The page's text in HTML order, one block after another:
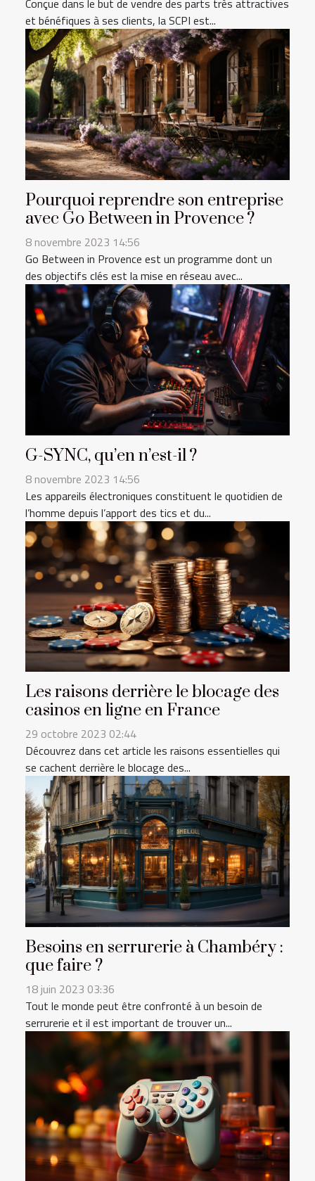
Conçue dans le but de vendre des parts très attractives
et bénéfiques à ses clients, la SCPI est...
Pourquoi reprendre son entreprise
avec Go Between in Provence ?
8 novembre 2023 14:56
Go Between in Provence est un programme dont un
des objectifs clés est la mise en réseau avec...
G-SYNC, qu’en n’est-il ?
8 novembre 2023 14:56
Les appareils électroniques constituent le quotidien de
l’homme depuis l’apport des tics et du...
Les raisons derrière le blocage des
casinos en ligne en France
29 octobre 2023 02:44
Découvrez dans cet article les raisons essentielles qui
se cachent derrière le blocage des...
Besoins en serrurerie à Chambéry :
que faire ?
18 juin 2023 03:36
Tout le monde peut être confronté à un besoin de
serrurerie et il est important de trouver un...